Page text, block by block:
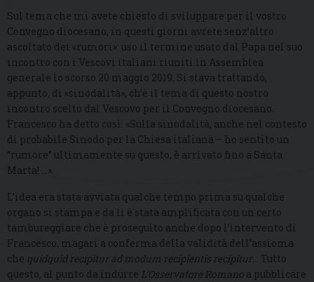
Sul tema che mi avete chiesto di sviluppare per il vostro
Convegno diocesano, in questi giorni avrete senz’altro
ascoltato dei «rumori»: uso il termine usato dal Papa nel suo
incontro con i Vescovi italiani riuniti in Assemblea
generale lo scorso 20 maggio 2019. Si stava trattando,
appunto, di «sinodalità», ch’è il tema di questo nostro
incontro scelto dal Vescovo per il Convegno diocesano.
Francesco ha detto così: «Sulla sinodalità, anche nel contesto
di probabile Sinodo per la Chiesa italiana – ho sentito un
“rumore” ultimamente su questo, è arrivato fino a Santa
Marta! …».
L’idea era stata avviata qualche tempo prima su qualche
organo si stampa e da lì è stata amplificata con un certo
tambureggiare che è proseguito anche dopo l’intervento di
Francesco, magari a conferma della validità dell’assioma
che quidquid recipitur ad modum recipientis recipitur… Tutto
questo, al punto da indurre L’Osservatore Romano a pubblicare